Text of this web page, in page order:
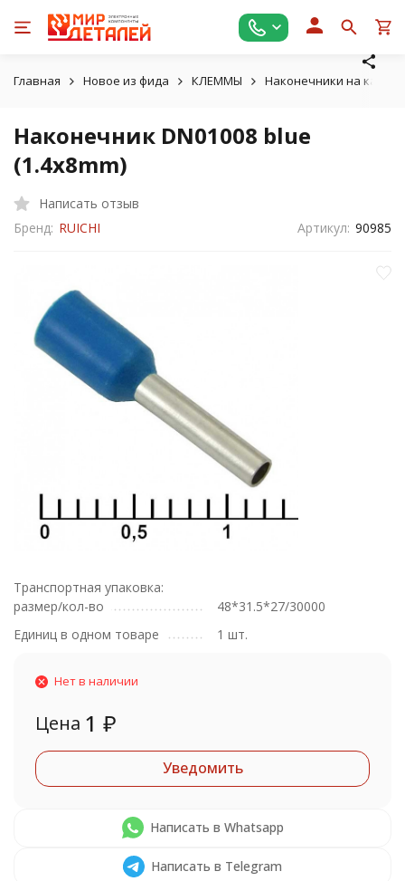
Главная Новое из фида КЛЕММЫ Наконечники на кабель
Наконечник DN01008 blue
(1.4x8mm)
Написать отзыв
Бренд: RUICHI Артикул: 90985
Транспортная упаковка:
размер/кол-во
48*31.5*27/30000
Единиц в одном товаре
1 шт.
Нет в наличии
Цена 1 ₽
Уведомить
Написать в Whatsapp
Написать в Telegram